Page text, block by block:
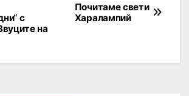
Почитаме свети
Харалампий
с
на